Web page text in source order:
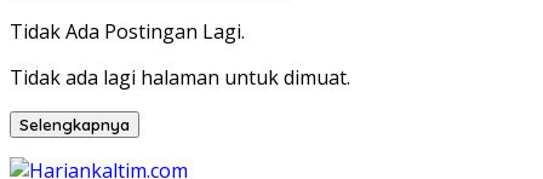
Tidak Ada Postingan Lagi.
Tidak ada lagi halaman untuk dimuat.
Selengkapnya